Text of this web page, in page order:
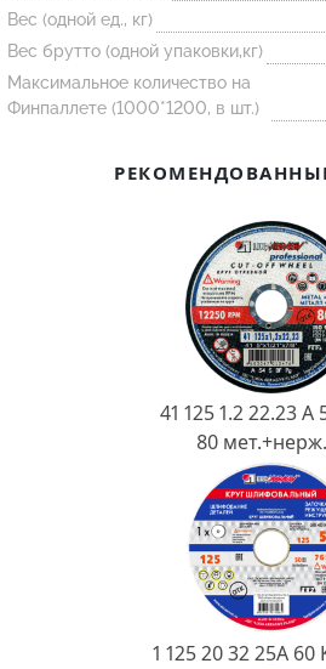
Подставка
Лодочка
Контакт
Желоб
Вес (одной ед., кг)
Вес брутто (одной упаковки,кг)
Максимальное количество на
Финпаллете (1000*1200, в шт.)
41 125 1.2 22.23 A
80
1 125 20 32 25А 60